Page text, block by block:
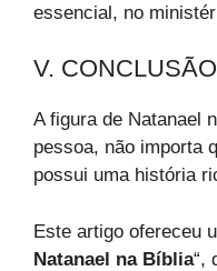
essencial, no
V. CONCLUSÃO
A figura de Natanael
pessoa, não importa
possui uma história
Este artigo ofereceu
Natanael na Bíblia“,